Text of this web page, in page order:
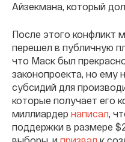
Айзекмана, который
После этого
перешел в публичную
что Маск был
законопроекта, но ему
субсидий для
которые получает его
миллиардер написал,
поддержки в размере